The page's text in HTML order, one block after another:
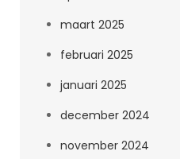
maart 2025
februari 2025
januari 2025
december 2024
november 2024